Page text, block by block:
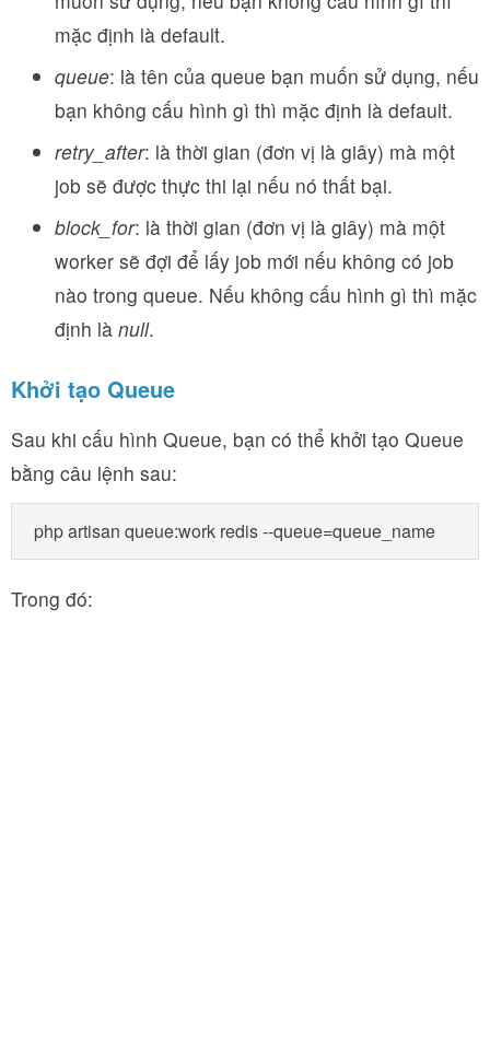
mặc định là default.
queue: là tên của queue bạn muốn sử dụng, nếu
bạn không cấu hình gì thì mặc định là default.
retry_after: là thời gian (đơn vị là giây) mà một
job sẽ được thực thi lại nếu nó thất bại.
block_for: là thời gian (đơn vị là giây) mà một
worker sẽ đợi để lấy job mới nếu không có job
nào trong queue. Nếu không cấu hình gì thì mặc
định là null.
Khởi tạo Queue
Sau khi cấu hình Queue, bạn có thể khởi tạo Queue
bằng câu lệnh sau:
Trong đó: